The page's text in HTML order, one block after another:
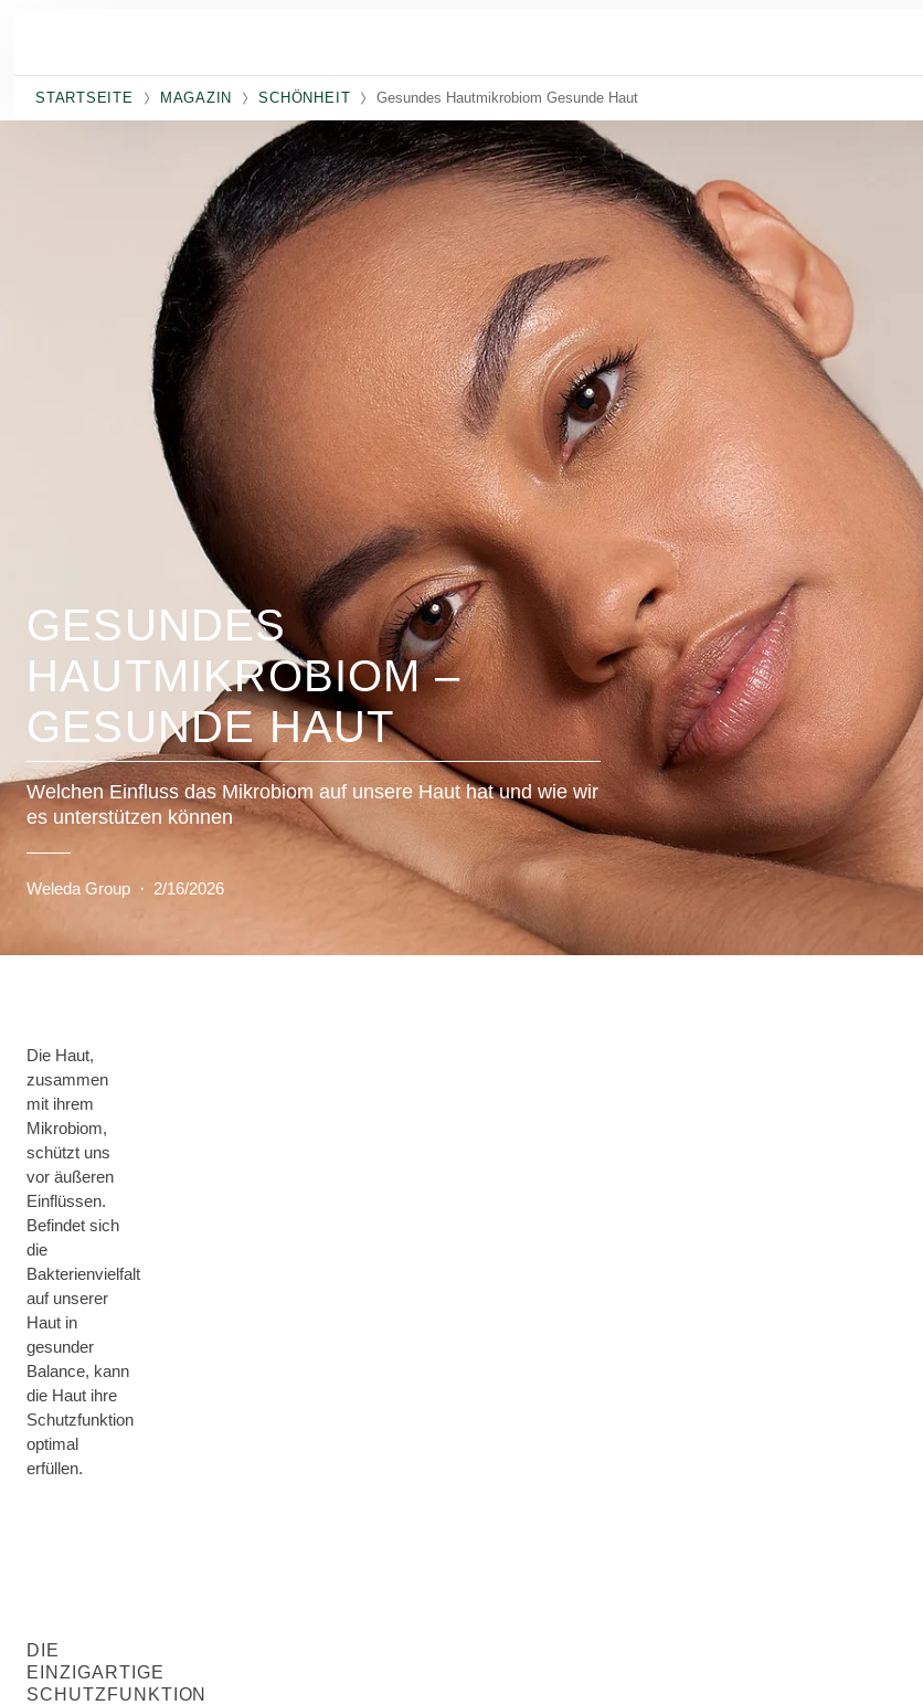
STARTSEITE MAGAZIN SCHÖNHEIT Gesundes Hautmikrobiom Gesunde Haut
GESUNDES
HAUTMIKROBIOM –
GESUNDE HAUT
Welchen Einfluss das Mikrobiom auf unsere Haut hat und wie wir
es unterstützen können
Weleda Group · 2/16/2026
Die Haut,
zusammen
mit ihrem
Mikrobiom,
schützt uns
vor äußeren
Einflüssen.
Befindet sich
die
Bakterienvielfalt
auf unserer
Haut in
gesunder
Balance, kann
die Haut ihre
Schutzfunktion
optimal
erfüllen.
DIE
EINZIGARTIGE
SCHUTZFUNKTION